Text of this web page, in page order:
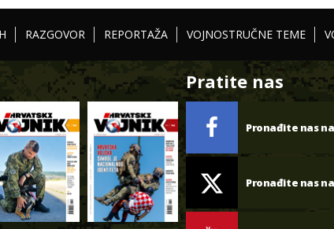
RAZGOVOR REPORTAŽA VOJNOSTRUČNE TEME
Pratite nas
Pronađite nas
Pronađite nas